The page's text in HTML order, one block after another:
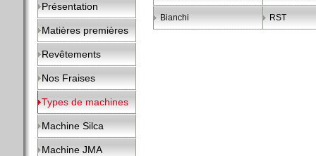
Présentation
Matières premières
Revêtements
Nos Fraises
Types de machines
Machine Silca
Machine JMA
Bianchi RST